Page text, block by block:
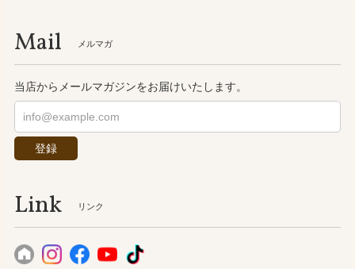
Mail メルマガ
当店からメールマガジンをお届けいたします。
登録
Link リンク